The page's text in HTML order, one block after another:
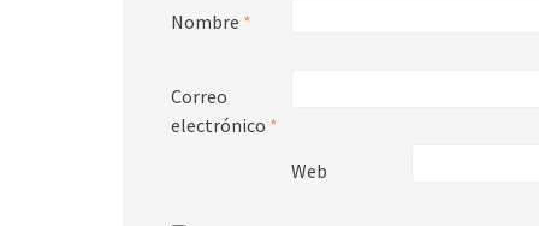
Nombre *
Correo
electrónico *
Web